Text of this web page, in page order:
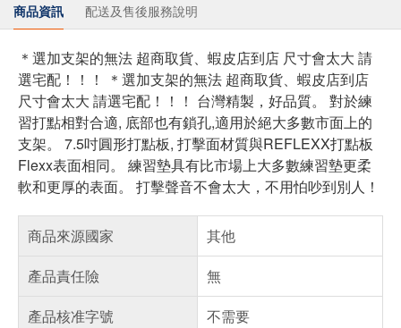
商品資訊 配送及售後服務說明
＊選加支架的無法 超商取貨、蝦皮店到店 尺寸會太大 請
選宅配！！！ ＊選加支架的無法 超商取貨、蝦皮店到店
尺寸會太大 請選宅配！！！ 台灣精製，好品質。 對於練
習打點相對合適, 底部也有鎖孔,適用於絕大多數市面上的
支架。 7.5吋圓形打點板, 打擊面材質與REFLEXX打點板
Flexx表面相同。 練習墊具有比市場上大多數練習墊更柔
軟和更厚的表面。 打擊聲音不會太大，不用怕吵到別人！
商品來源國家
其他
產品責任險
無
產品核准字號
不需要